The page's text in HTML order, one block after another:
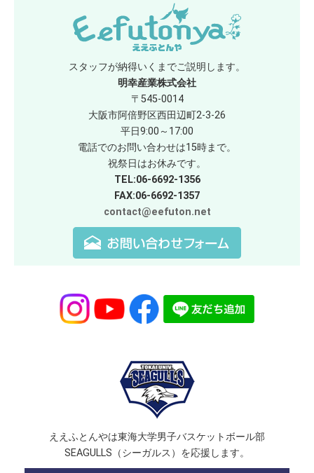
スタッフが納得いくまでご説明します。
明幸産業株式会社
〒545-0014
大阪市阿倍野区西田辺町2-3-26
平日9:00～17:00
電話でのお問い合わせは15時まで。
祝祭日はお休みです。
TEL:06-6692-1356
FAX:06-6692-1357
contact@eefuton.net
ええふとんやは東海大学男子バスケットボール部
SEAGULLS（シーガルス）を応援します。